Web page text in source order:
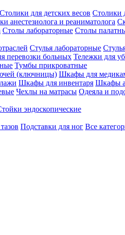
Столики для детских весов Столики
анестезиолога и реаниматолога
Столы лабораторные Столы
Стулья лабораторные
перевозки больных Тележки для
Тумбы прикроватные
(ключницы) Шкафы для
Шкафы для инвентаря Шкафы
Чехлы на матрасы Одеяла и
эндоскопические
Подставки для ног Все